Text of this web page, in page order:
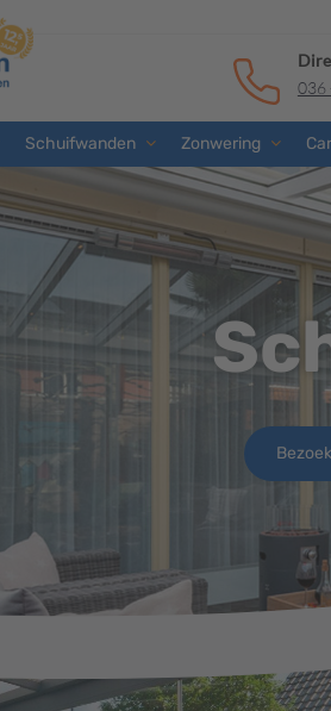
036
Schuifwanden Zonwering